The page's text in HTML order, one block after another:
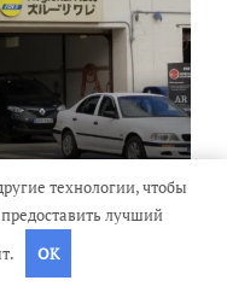
по
технологии, чтобы
лучший
OK